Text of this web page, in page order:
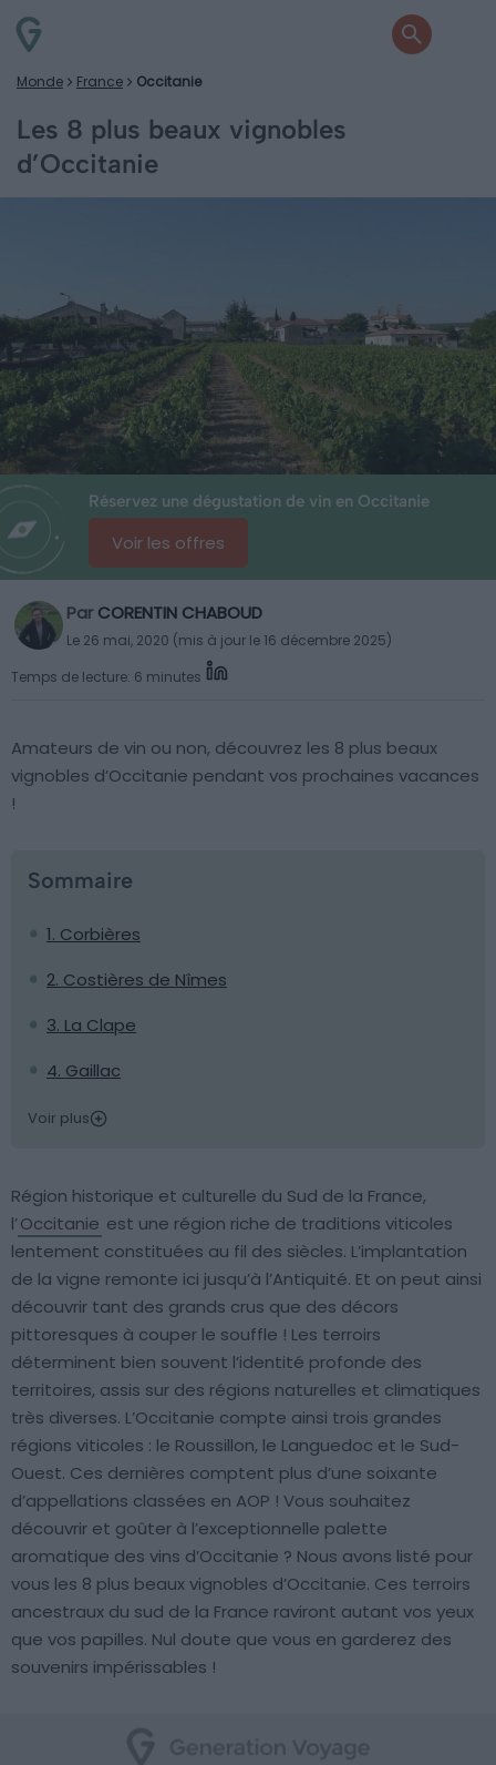
Monde France Occitanie
Les 8 plus beaux vignobles
d’Occitanie
Réservez une dégustation de vin en Occitanie
Voir les offres
Par CORENTIN CHABOUD
Le 26 mai, 2020 (mis à jour le 16 décembre 2025)
Temps de lecture: 6 minutes
Amateurs de vin ou non, découvrez les 8 plus beaux
vignobles d’Occitanie pendant vos prochaines vacances
!
Sommaire
1. Corbières
2. Costières de Nîmes
3. La Clape
4. Gaillac
Voir plus
Région historique et culturelle du Sud de la France,
l’Occitanie est une région riche de traditions viticoles
lentement constituées au fil des siècles. L’implantation
de la vigne remonte ici jusqu’à l’Antiquité. Et on peut ainsi
découvrir tant des grands crus que des décors
pittoresques à couper le souffle ! Les terroirs
déterminent bien souvent l’identité profonde des
territoires, assis sur des régions naturelles et climatiques
très diverses. L’Occitanie compte ainsi trois grandes
régions viticoles : le Roussillon, le Languedoc et le Sud-
Ouest. Ces dernières comptent plus d’une soixante
d’appellations classées en AOP ! Vous souhaitez
découvrir et goûter à l’exceptionnelle palette
aromatique des vins d’Occitanie ? Nous avons listé pour
vous les 8 plus beaux vignobles d’Occitanie. Ces terroirs
ancestraux du sud de la France raviront autant vos yeux
que vos papilles. Nul doute que vous en garderez des
souvenirs impérissables !